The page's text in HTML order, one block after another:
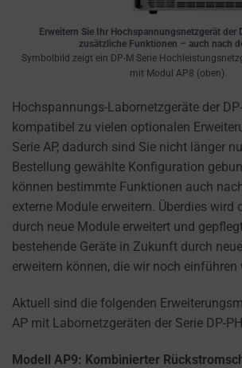
Erweitern Sie Ihr Hochspannungsnetzgerät der
zusätzliche Funktionen – auch nach
Symbolbild zeigt ein DP-M Serie
mit Modul AP8 (oben).
Hochspannungs-Labornetzgeräte der
kompatibel zu vielen optionalen
Serie AP, dadurch sind Sie nicht länger
Bestellung gewählte Konfiguration
können bestimmte Funktionen auch
externe Module erweitern. Überdies wird
durch neue Module erweitert und
bestehende Geräte in Zukunft durch
erweitern können, die wir noch einführen
Aktuell sind die folgenden
AP mit Labornetzgeräten der Serie DP-
Modell AP9: Kombinierter
document
the
types
cookies
used,
collected,
and
information